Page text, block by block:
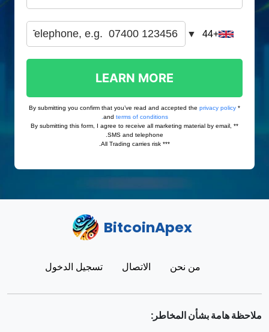
BitcoinApex
من نحن الاتصال تسجيل الدخول
ملاحظة هامة بشأن المخاطر: